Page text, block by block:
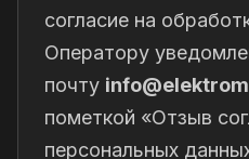
согласие на
Оператору
почту
пометкой «Отзыв
персональных